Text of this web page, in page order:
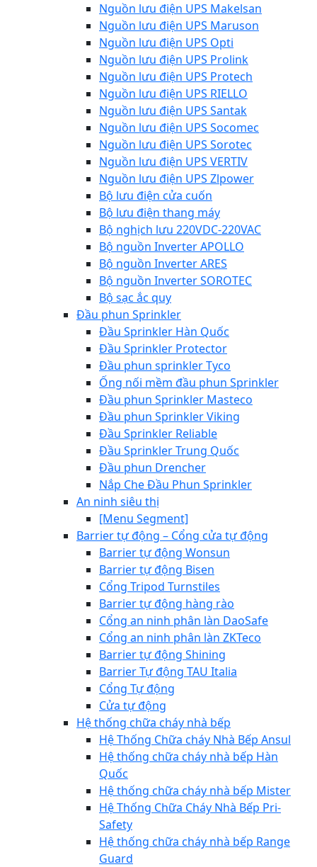
Nguồn lưu điện UPS Makelsan
Nguồn lưu điện UPS Maruson
Nguồn lưu điện UPS Opti
Nguồn lưu điện UPS Prolink
Nguồn lưu điện UPS Protech
Nguồn lưu điện UPS RIELLO
Nguồn lưu điện UPS Santak
Nguồn lưu điện UPS Socomec
Nguồn lưu điện UPS Sorotec
Nguồn lưu điện UPS VERTIV
Nguồn lưu điện UPS Zlpower
Bộ lưu điện cửa cuốn
Bộ lưu điện thang máy
Bộ nghịch lưu 220VDC-220VAC
Bộ nguồn Inverter APOLLO
Bộ nguồn Inverter ARES
Bộ nguồn Inverter SOROTEC
Bộ sạc ắc quy
Đầu phun Sprinkler
Đầu Sprinkler Hàn Quốc
Đầu Sprinkler Protector
Đầu phun sprinkler Tyco
Ống nối mềm đầu phun Sprinkler
Đầu phun Sprinkler Masteco
Đầu phun Sprinkler Viking
Đầu Sprinkler Reliable
Đầu Sprinkler Trung Quốc
Đầu phun Drencher
Nắp Che Đầu Phun Sprinkler
An ninh siêu thị
[Menu Segment]
Barrier tự động – Cổng cửa tự động
Barrier tự động Wonsun
Barrier tự động Bisen
Cổng Tripod Turnstiles
Barrier tự động hàng rào
Cổng an ninh phân làn DaoSafe
Cổng an ninh phân làn ZKTeco
Barrier tự động Shining
Barrier Tự động TAU Italia
Cổng Tự động
Cửa tự động
Hệ thống chữa cháy nhà bếp
Hệ Thống Chữa cháy Nhà Bếp Ansul
Hệ thống chữa cháy nhà bếp Hàn
Quốc
Hệ thống chữa cháy nhà bếp Mister
Hệ Thống Chữa Cháy Nhà Bếp Pri-
Safety
Hệ thống chữa cháy nhà bếp Range
Guard